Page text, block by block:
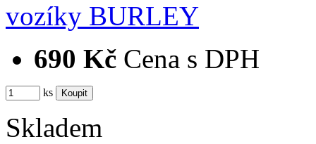
690 Kč Cena s DPH
ks
Skladem